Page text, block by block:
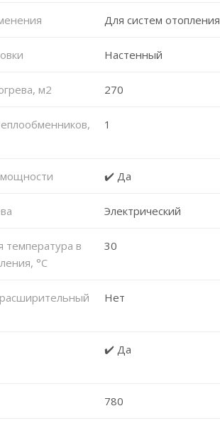
Для систем отопления
Настенный
м2 270
1
мощности ✔️ Да
Электрический
температура в
°C
30
Нет
✔️ Да
780